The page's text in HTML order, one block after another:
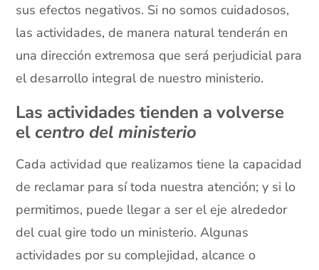
sus efectos negativos. Si no somos cuidadosos,
las actividades, de manera natural tenderán en
una dirección extremosa que será perjudicial para
el desarrollo integral de nuestro ministerio.
Las actividades tienden a volverse
el centro del ministerio
Cada actividad que realizamos tiene la capacidad
de reclamar para sí toda nuestra atención; y si lo
permitimos, puede llegar a ser el eje alrededor
del cual gire todo un ministerio. Algunas
actividades por su complejidad, alcance o